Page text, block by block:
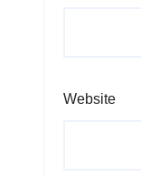
Website